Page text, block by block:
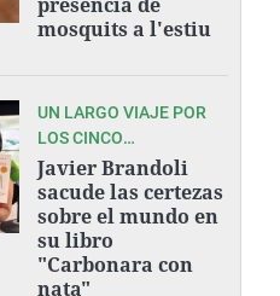
mosquits a l'estiu
UN LARGO VIAJE POR
LOS CINCO
CONTINENTES
Javier Brandoli
sacude las certezas
sobre el mundo en
su libro
"Carbonara con
nata"